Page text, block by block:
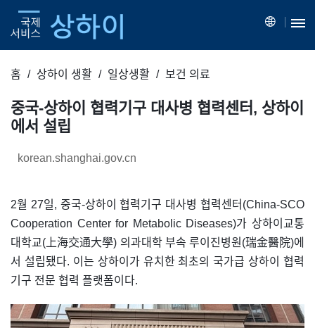
홈 상하이 생활 일상생활 보건 의료
중국-상하이 협력기구 대사병 협력센터, 상하이
에서 설립
korean.shanghai.gov.cn
2월 27일, 중국-상하이 협력기구 대사병 협력센터(China-SCO
Cooperation Center for Metabolic Diseases)가 상하이교통
대학교(上海交通大學) 의과대학 부속 루이진병원(瑞金醫院)에
서 설립됐다. 이는 상하이가 유치한 최초의 국가급 상하이 협력
기구 전문 협력 플랫폼이다.